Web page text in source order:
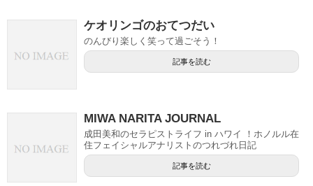
ケオリンゴのおてつだい
のんびり楽しく笑って過ごそう！
記事を読む
MIWA NARITA JOURNAL
成田美和のセラピストライフ in ハワイ ！ホノルル在
住フェイシャルアナリストのつれづれ日記
記事を読む